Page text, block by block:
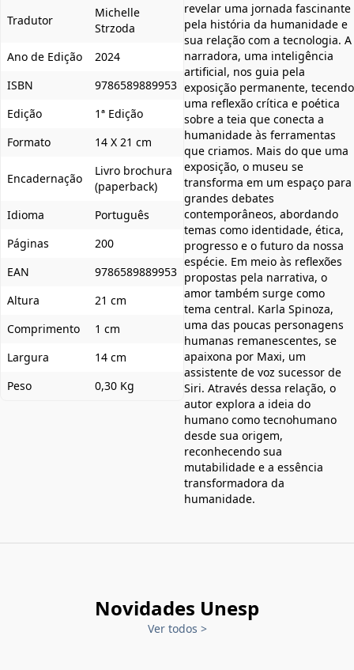
Tradutor
Michelle
Strzoda
Ano de Edição
2024
ISBN
9786589889953
Edição
1ª Edição
Formato
14 X 21 cm
Encadernação
Livro brochura
(paperback)
Idioma
Português
Páginas
200
EAN
9786589889953
Altura
21 cm
Comprimento
1 cm
Largura
14 cm
Peso
0,30 Kg
revelar uma jornada fascinante
pela história da humanidade e
sua relação com a tecnologia. A
narradora, uma inteligência
artificial, nos guia pela
exposição permanente, tecendo
uma reflexão crítica e poética
sobre a teia que conecta a
humanidade às ferramentas
que criamos. Mais do que uma
exposição, o museu se
transforma em um espaço para
grandes debates
contemporâneos, abordando
temas como identidade, ética,
progresso e o futuro da nossa
espécie. Em meio às reflexões
propostas pela narrativa, o
amor também surge como
tema central. Karla Spinoza,
uma das poucas personagens
humanas remanescentes, se
apaixona por Maxi, um
assistente de voz sucessor de
Siri. Através dessa relação, o
autor explora a ideia do
humano como tecnohumano
desde sua origem,
reconhecendo sua
mutabilidade e a essência
transformadora da
humanidade.
Novidades Unesp
Ver todos >